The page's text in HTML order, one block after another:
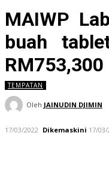
MAIWP
buah
RM753,300
TEMPATAN
Oleh JAINUDIN DJIMIN
17/03/2022 Dikemaskini 17/